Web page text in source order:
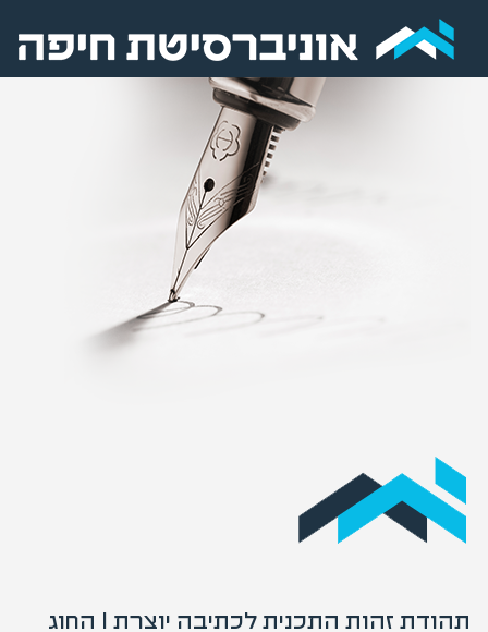
תהודת זהות התכנית לכתיבה יוצרת I החוג